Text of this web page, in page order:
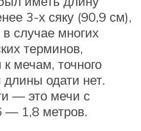
3-х сяку (90,9 см),
в случае многих
терминов,
мечам, точного
одати нет.
— это мечи с
— 1,8 метров.